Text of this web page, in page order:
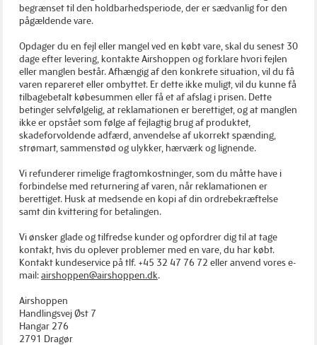
begrænset til den holdbarhedsperiode, der er sædvanlig for den
pågældende vare.
Opdager du en fejl eller mangel ved en købt vare, skal du senest 30
dage efter levering, kontakte Airshoppen og forklare hvori fejlen
eller manglen består. Afhængig af den konkrete situation, vil du få
varen repareret eller ombyttet. Er dette ikke muligt, vil du kunne få
tilbagebetalt købesummen eller få et af afslag i prisen. Dette
betinger selvfølgelig, at reklamationen er berettiget, og at manglen
ikke er opstået som følge af fejlagtig brug af produktet,
skadeforvoldende adfærd, anvendelse af ukorrekt spænding,
strømart, sammenstød og ulykker, hærværk og lignende.
Vi refunderer rimelige fragtomkostninger, som du måtte have i
forbindelse med returnering af varen, når reklamationen er
berettiget. Husk at medsende en kopi af din ordrebekræftelse
samt din kvittering for betalingen.
Vi ønsker glade og tilfredse kunder og opfordrer dig til at tage
kontakt, hvis du oplever problemer med en vare, du har købt.
Kontakt kundeservice på tlf. +45 32 47 76 72 eller anvend vores e-
mail:airshoppen@airshoppen.dk.
Airshoppen
Handlingsvej Øst 7
Hangar 276
2791 Dragør